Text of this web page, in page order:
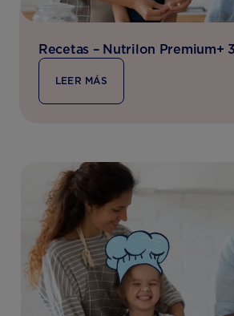
Recetas – Nutrilon Premium+
LEER MÁS